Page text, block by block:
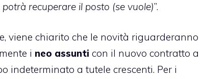
potrà recuperare il posto (se vuole)”.
viene chiarito che le novità riguarderanno
i neo assunti con il nuovo contratto a
indeterminato a tutele crescenti. Per i